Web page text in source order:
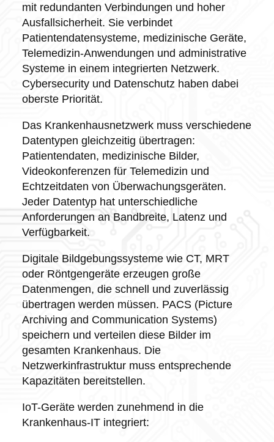
mit redundanten Verbindungen und hoher
Ausfallsicherheit. Sie verbindet
Patientendatensysteme, medizinische Geräte,
Telemedizin-Anwendungen und administrative
Systeme in einem integrierten Netzwerk.
Cybersecurity und Datenschutz haben dabei
oberste Priorität.
Das Krankenhausnetzwerk muss verschiedene
Datentypen gleichzeitig übertragen:
Patientendaten, medizinische Bilder,
Videokonferenzen für Telemedizin und
Echtzeitdaten von Überwachungsgeräten.
Jeder Datentyp hat unterschiedliche
Anforderungen an Bandbreite, Latenz und
Verfügbarkeit.
Digitale Bildgebungssysteme wie CT, MRT
oder Röntgengeräte erzeugen große
Datenmengen, die schnell und zuverlässig
übertragen werden müssen. PACS (Picture
Archiving and Communication Systems)
speichern und verteilen diese Bilder im
gesamten Krankenhaus. Die
Netzwerkinfrastruktur muss entsprechende
Kapazitäten bereitstellen.
IoT-Geräte werden zunehmend in die
Krankenhaus-IT integriert: